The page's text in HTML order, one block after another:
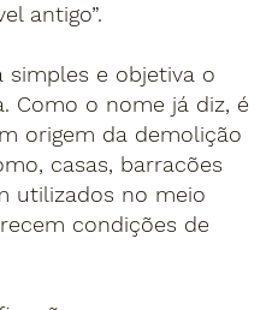
antigo”.
simples e objetiva o
Como o nome já diz, é
origem da demolição
casas, barracões
utilizados no meio
condições de